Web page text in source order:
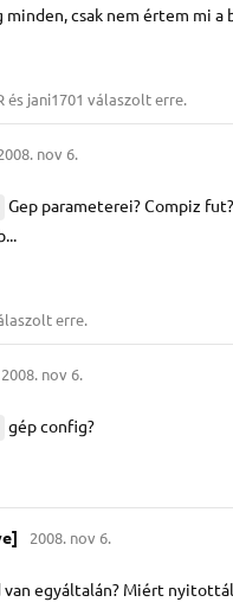
csak nem értem mi a
és jani1701 válaszolt erre.
nov 6.
Gep parameterei? Compiz
erre.
2008. nov 6.
gép config?
2008. nov 6.
van egyáltalán? Miért